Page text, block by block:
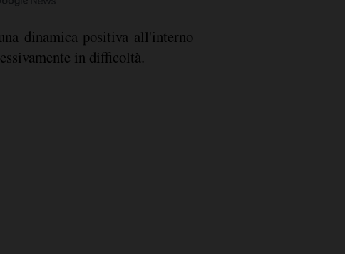
dinamica positiva all'interno
in difficoltà.